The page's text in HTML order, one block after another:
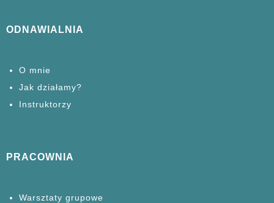
ODNAWIALNIA
O mnie
Jak działamy?
Instruktorzy
PRACOWNIA
Warsztaty grupowe